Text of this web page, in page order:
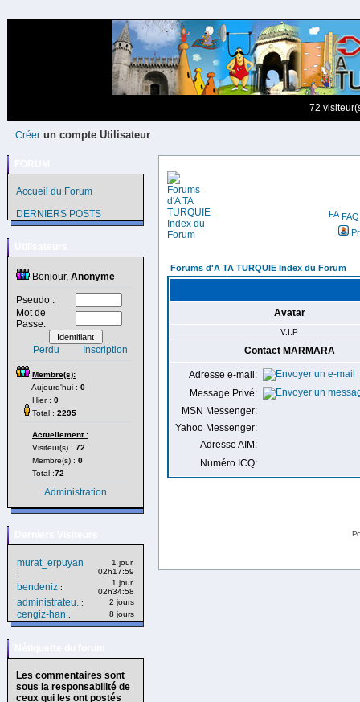
72
Créer un compte Utilisateur
Accueil du Forum
DERNIERS POSTS
Bonjour, Anonyme
Pseudo :
Mot de
Passe:
Perdu Inscription
Membre(s):
Aujourd'hui : 0
Hier : 0
Total : 2295
Actuellement :
Visiteur(s) : 72
Membre(s) : 0
Total :72
Administration
murat_erpuyan
:
1 jour,
02h17:59
bendeniz :
1 jour,
02h34:58
administrateu. : 2 jours
cengiz-han : 8 jours
Les commentaires sont
sous la responsabilité de
ceux qui les ont postés
FAQ
Forums d'A TA TURQUIE Index du Forum
Avatar
V.I.P
Contact MARMARA
Adresse e-mail:
Message Privé:
MSN Messenger:
Yahoo Messenger:
Adresse AIM:
Numéro ICQ: